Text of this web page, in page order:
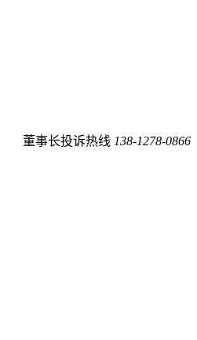
董事长投诉热线 138-1278-0866